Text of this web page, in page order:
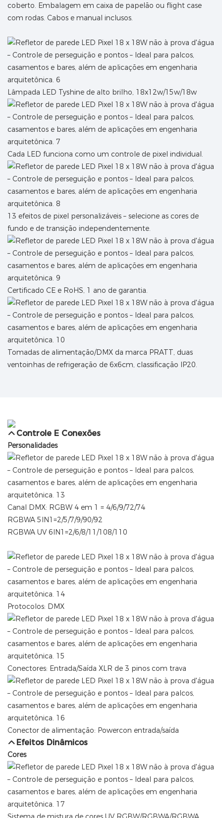
coberto. Embalagem em caixa de papelão ou flight case
com rodas. Cabos e manual inclusos.
Lâmpada LED Tyshine de alto brilho, 18x12w/15w/18w
Cada LED funciona como um controle de pixel individual.
13 efeitos de pixel personalizáveis ​​– selecione as cores de
fundo e de transição independentemente.
Certificado CE e RoHS, 1 ano de garantia.
Tomadas de alimentação/DMX da marca PRATT, duas
ventoinhas de refrigeração de 6x6cm, classificação IP20.
Controle E Conexões
Personalidades
Canal DMX: RGBW 4 em 1 = 4/6/9/72/74
RGBWA 5IN1=2/5/7/9/90/92
RGBWA UV 6IN1=2/6/8/11/108/110
Protocolos: DMX
Conectores: Entrada/Saída XLR de 3 pinos com trava
Conector de alimentação: Powercon entrada/saída
Efeitos Dinâmicos
Cores